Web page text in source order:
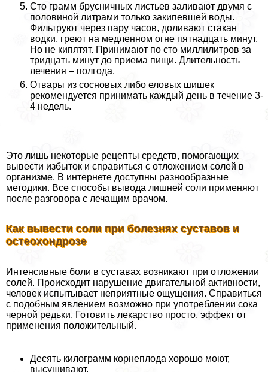
Сто грамм брусничных листьев заливают двумя с
половиной литрами только закипевшей воды.
Фильтруют через пару часов, доливают стакан
водки, греют на медленном огне пятнадцать минут.
Но не кипятят. Принимают по сто миллилитров за
тридцать минут до приема пищи. Длительность
лечения – полгода.
Отвары из сосновых либо еловых шишек
рекомендуется принимать каждый день в течение 3-
4 недель.
Это лишь некоторые рецепты средств, помогающих
вывести избыток и справиться с отложением солей в
организме. В интернете доступны разнообразные
методики. Все способы вывода лишней соли применяют
после разговора с лечащим врачом.
Как вывести соли при болезнях суставов и
остеохондрозе
Интенсивные боли в суставах возникают при отложении
солей. Происходит нарушение двигательной активности,
человек испытывает неприятные ощущения. Справиться
с подобным явлением возможно при употрeблении сока
черной редьки. Готовить лекарство просто, эффект от
применения положительный.
Десять килограмм корнеплода хорошо моют,
высушивают.